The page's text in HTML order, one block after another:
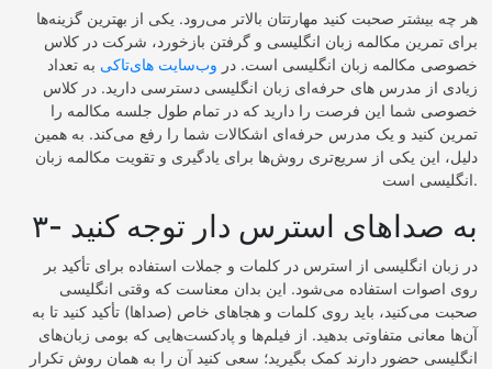
هر چه بیشتر صحبت کنید مهارتتان بالاتر می‌رود. یکی از بهترین گزینه‌ها
برای تمرین مکالمه زبان انگلیسی و گرفتن بازخورد، شرکت در کلاس
خصوصی مکالمه زبان انگلیسی است. در وب‌سایت های‌تاکی به تعداد
زیادی از مدرس های حرفه‌ای زبان انگلیسی دسترسی دارید. در کلاس
خصوصی شما این فرصت را دارید که در تمام طول جلسه مکالمه را
تمرین کنید و یک مدرس حرفه‌ای اشکالات شما را رفع می‌کند. به همین
دلیل، این یکی از سریع‌تری روش‌ها برای یادگیری و تقویت مکالمه زبان
انگلیسی است.
۳- به صداهای استرس دار توجه کنید
در زبان انگلیسی از استرس در کلمات و جملات استفاده برای تأکید بر
روی اصوات استفاده می‌شود. این بدان معناست که وقتی انگلیسی
صحبت می‌کنید، باید روی کلمات و هجاهای خاص (صداها) تأکید کنید تا به
آن‌ها معانی متفاوتی بدهید. از فیلم‌ها و پادکست‌هایی که بومی زبان‌های
انگلیسی حضور دارند کمک بگیرید؛ سعی کنید آن را به همان روش تکرار